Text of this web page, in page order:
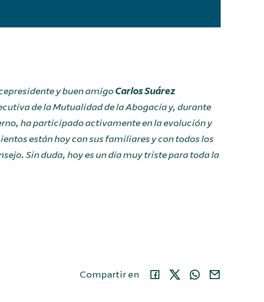
y buen amigoCarlos Suárez
de la Mutualidad de la Abogacía y, durante
ha participado activamente en la evolución y
están hoy con sus familiares y con todos los
Sin duda, hoy es un día muy triste para toda la
Compartir en